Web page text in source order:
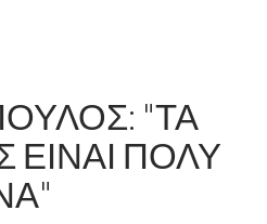
"ΤΑ
ΕΊΝΑΙ ΠΟΛΎ